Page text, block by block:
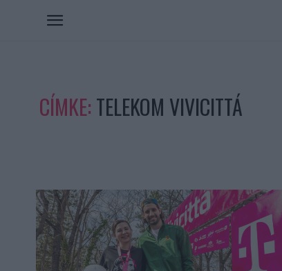
CÍMKE: TELEKOM VIVICITTÁ